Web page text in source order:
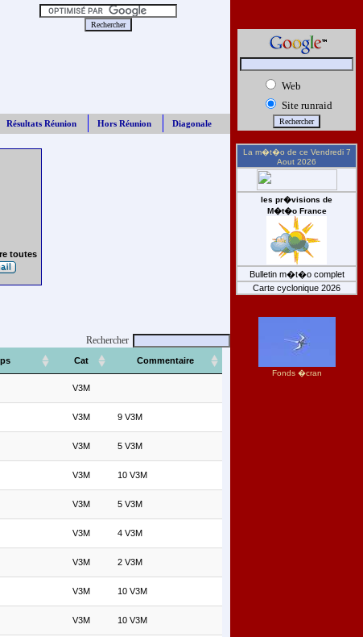
Résultats Réunion Hors Réunion Diagonale
toutes
Rechercher
Cat Commentaire
V3M
V3M 9 V3M
V3M 5 V3M
V3M 10 V3M
V3M 5 V3M
V3M 4 V3M
V3M 2 V3M
V3M 10 V3M
V3M 10 V3M
Web
Site runraid
La m�t�o de ce Vendredi 7
Aout 2026
les pr�visions de
M�t�o France
Bulletin m�t�o complet
Carte cyclonique 2026
Fonds �cran